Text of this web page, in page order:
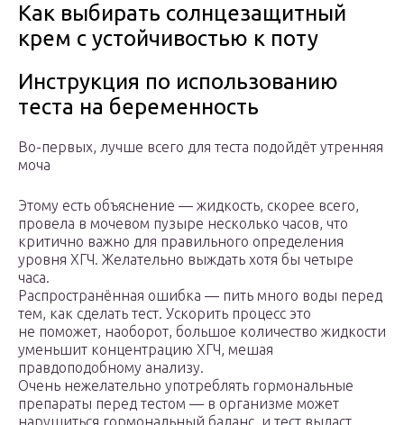
Как выбирать солнцезащитный
крем с устойчивостью к поту
Инструкция по использованию
теста на беременность
Во-первых, лучше всего для теста подойдёт утренняя
моча
Этому есть объяснение — жидкость, скорее всего,
провела в мочевом пузыре несколько часов, что
критично важно для правильного определения
уровня ХГЧ. Желательно выждать хотя бы четыре
часа.
Распространённая ошибка — пить много воды перед
тем, как сделать тест. Ускорить процесс это
не поможет, наоборот, большое количество жидкости
уменьшит концентрацию ХГЧ, мешая
правдоподобному анализу.
Очень нежелательно употреблять гормональные
препараты перед тестом — в организме может
нарушиться гормональный баланс, и тест выдаст